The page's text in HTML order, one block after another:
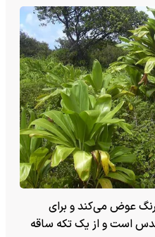
عوض می‌کند و برای
است و از یک تکه ساقه